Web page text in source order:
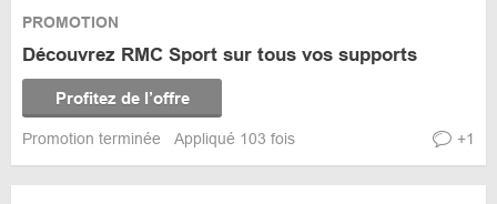
PROMOTION
Découvrez RMC Sport sur tous vos supports
Profitez de l’offre
Promotion terminée Appliqué 103 fois +1